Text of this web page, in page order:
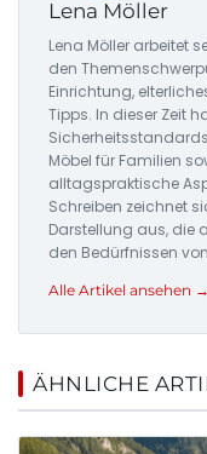
Lena Möller
Lena Möller arbeitet
den
Einrichtung,
Tipps. In dieser Zeit
Möbel für Familien
alltagspraktische
Schreiben zeichnet
Darstellung aus, die
den Bedürfnissen
Alle Artikel ansehen →
ÄHNLICHE